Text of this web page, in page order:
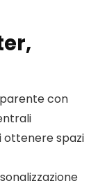
con
ottenere spazi